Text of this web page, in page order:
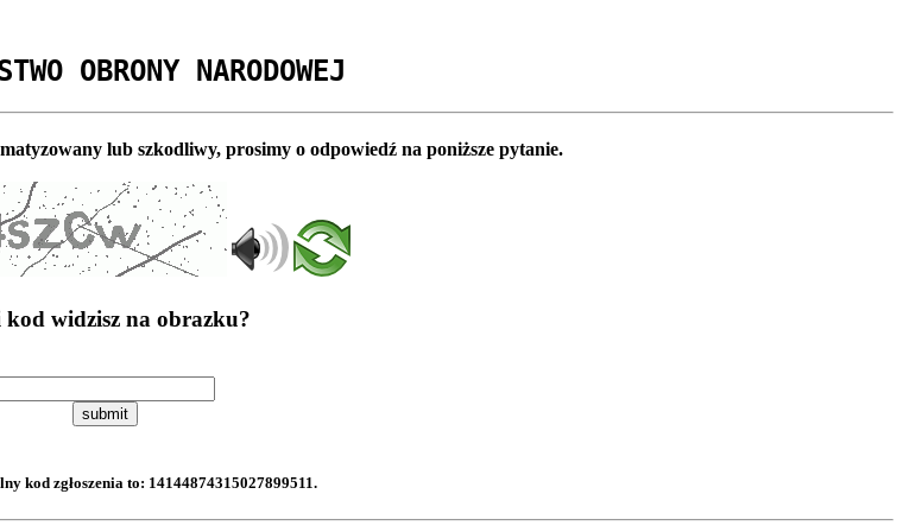
OBRONY NARODOWEJ
lub szkodliwy, prosimy o odpowiedź na poniższe pytanie.
widzisz na obrazku?
submit
kod zgłoszenia to: 14144874315027899511.